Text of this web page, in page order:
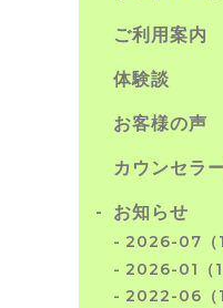
ご利用案内
体験談
お客様の声
カウンセラ
お知らせ
2026-07（1
2026-01（1
2022-06（1